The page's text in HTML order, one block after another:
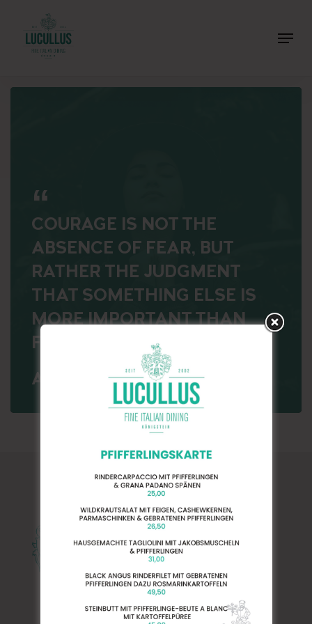
main
content
Menu
COURAGE IS NOT THE
ABSENCE OF FEAR, BUT
RATHER THE JUDGMENT
THAT SOMETHING ELSE IS
MORE IMPORTANT THAN
FEAR
AMBROSE REDMOON
Close